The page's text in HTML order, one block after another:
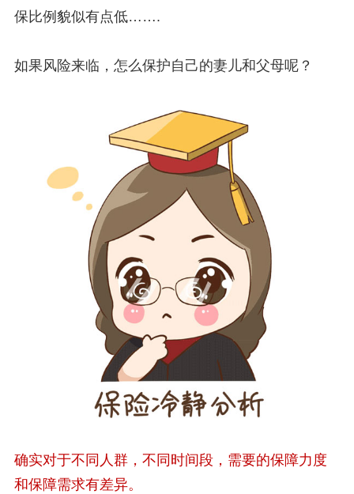
保比例貌似有点低…….
如果风险来临，怎么保护自己的妻儿和父母呢？
确实对于不同人群，不同时间段，需要的保障力度
和保障需求有差异。